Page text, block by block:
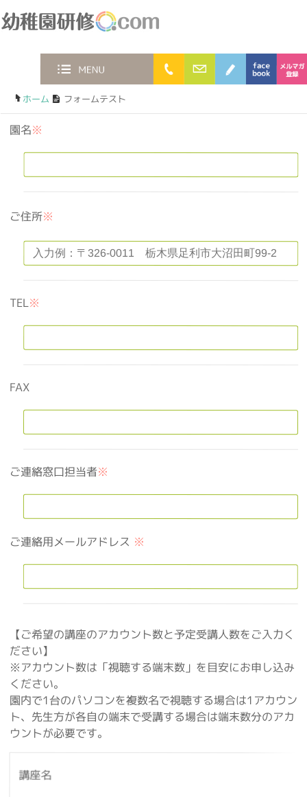
MENU 0120-36-2023
お問合わせフォー
ブログ
ホーム / フォームテスト
園名※
ご住所※
TEL※
FAX
ご連絡窓口担当者※
ご連絡用メールアドレス ※
【ご希望の講座のアカウント数と予定受講人数をご入力く
ださい】
※アカウント数は「視聴する端末数」を目安にお申し込み
ください。
園内で1台のパソコンを複数名で視聴する場合は1アカウン
ト、先生方が各自の端末で受講する場合は端末数分のアカ
ウントが必要です。
講座名